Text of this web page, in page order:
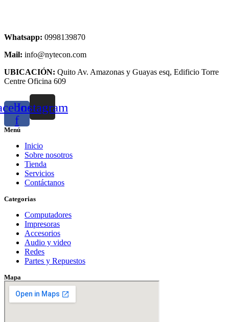
Whatsapp: 0998139870
Mail: info@nytecon.com
UBICACIÓN: Quito Av. Amazonas y Guayas esq, Edificio Torre
Centre Oficina 609
f
Instagram
Menú
Inicio
Sobre nosotros
Tienda
Servicios
Contáctanos
Categorias
Computadores
Impresoras
Accesorios
Audio y video
Redes
Partes y Repuestos
Mapa